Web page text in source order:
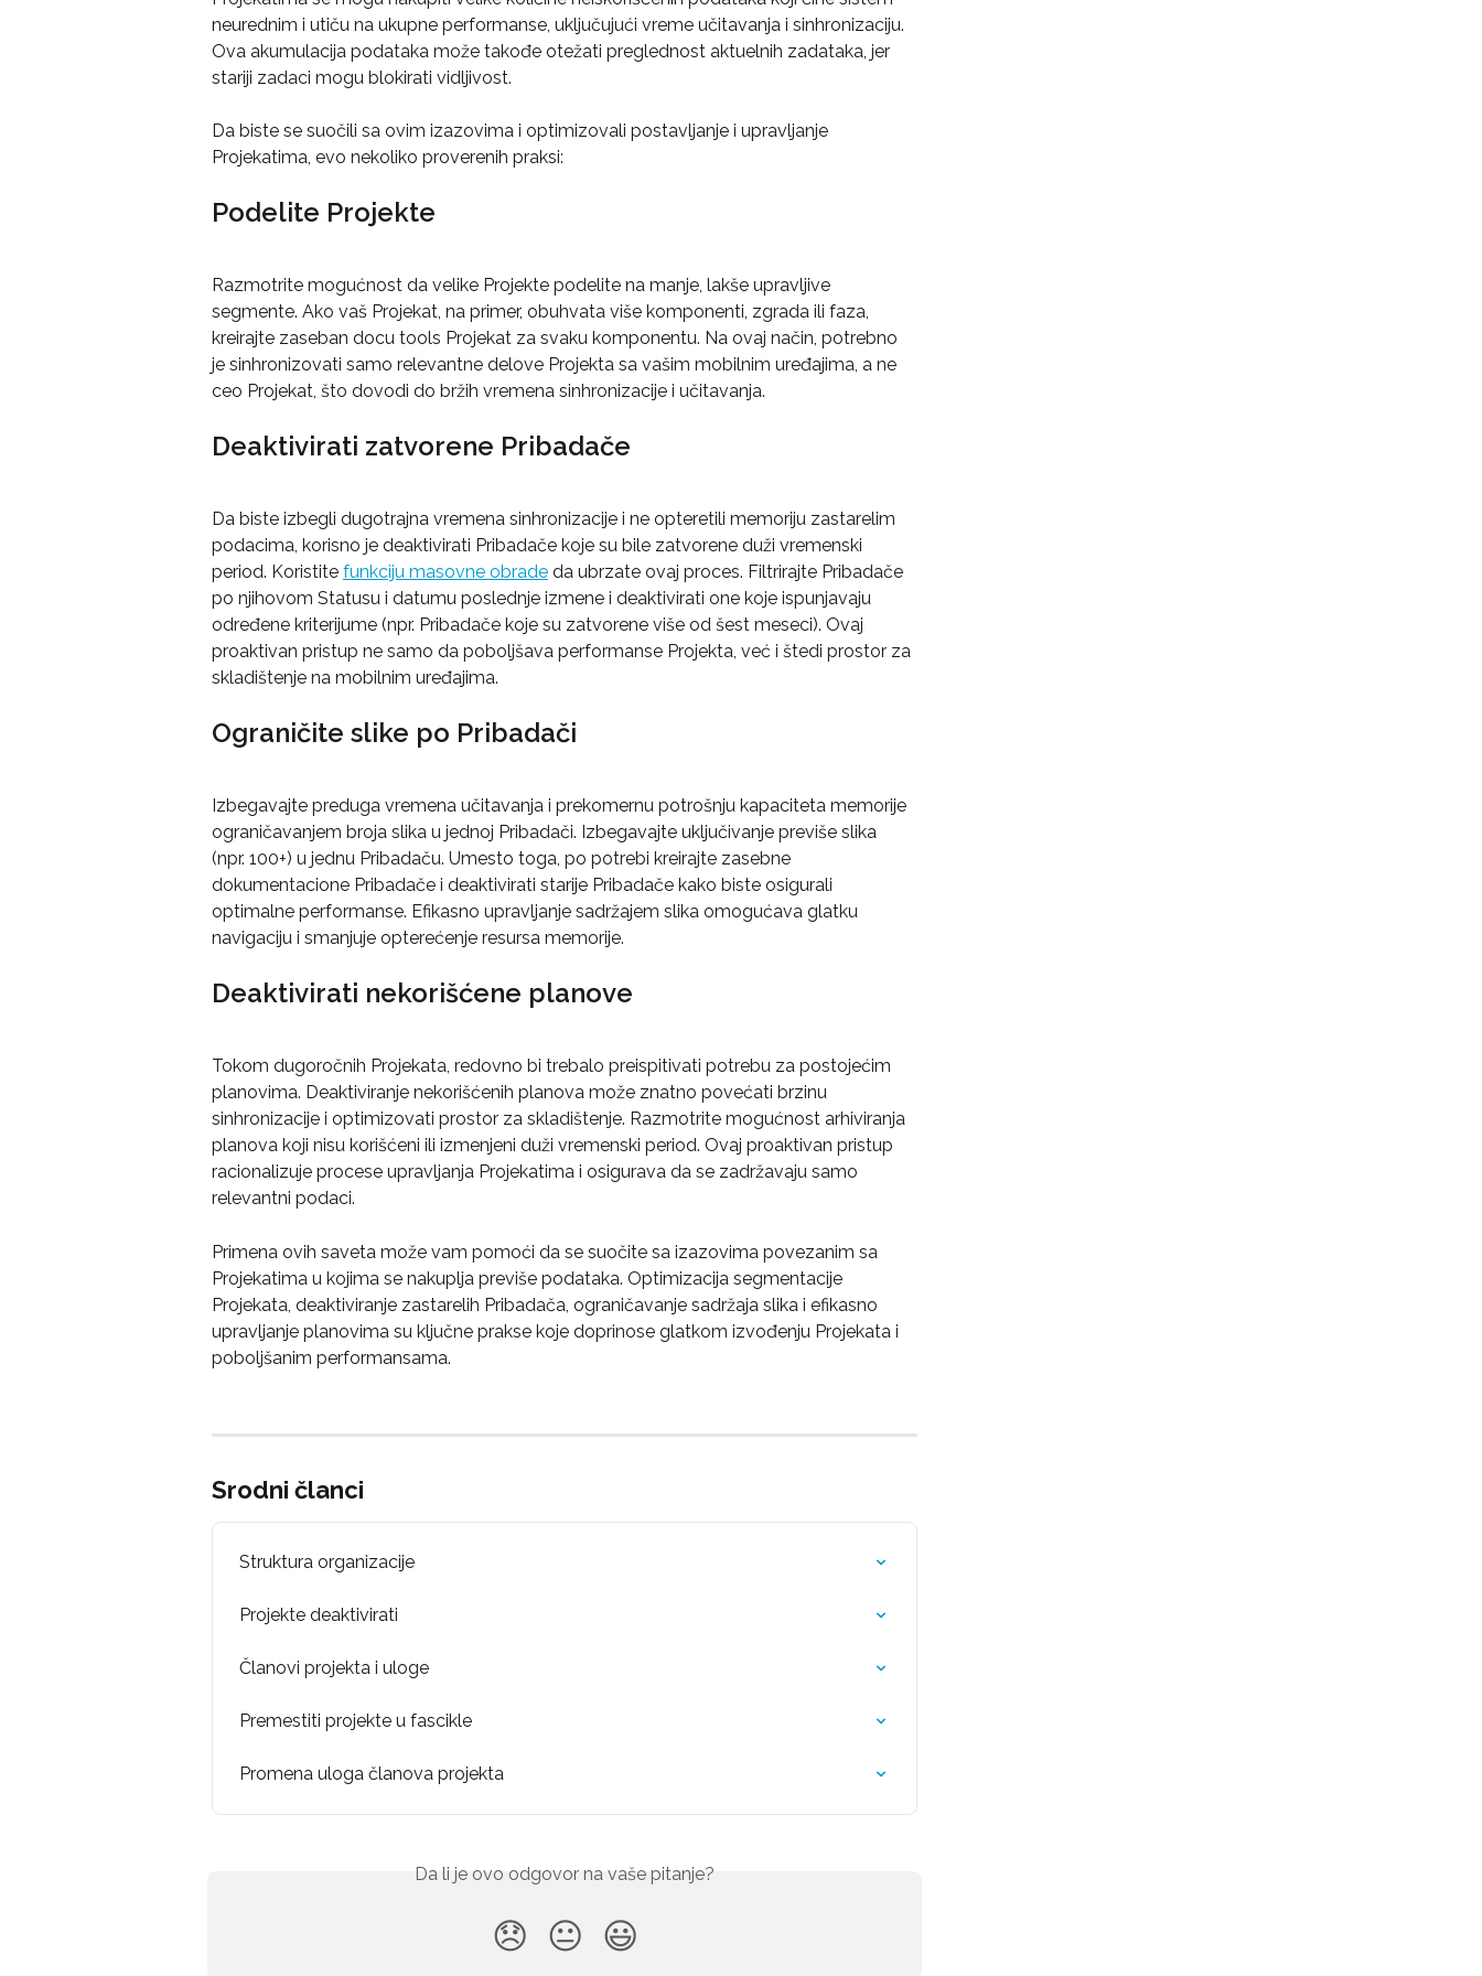
neurednim i utiču na ukupne performanse, uključujući vreme učitavanja i sinhronizaciju.
Ova akumulacija podataka može takođe otežati preglednost aktuelnih zadataka, jer
stariji zadaci mogu blokirati vidljivost.
Da biste se suočili sa ovim izazovima i optimizovali postavljanje i upravljanje
Projekatima, evo nekoliko proverenih praksi:
Podelite Projekte
Razmotrite mogućnost da velike Projekte podelite na manje, lakše upravljive
segmente. Ako vaš Projekat, na primer, obuhvata više komponenti, zgrada ili faza,
kreirajte zaseban docu tools Projekat za svaku komponentu. Na ovaj način, potrebno
je sinhronizovati samo relevantne delove Projekta sa vašim mobilnim uređajima, a ne
ceo Projekat, što dovodi do bržih vremena sinhronizacije i učitavanja.
Deaktivirati zatvorene Pribadače
Da biste izbegli dugotrajna vremena sinhronizacije i ne opteretili memoriju zastarelim
podacima, korisno je deaktivirati Pribadače koje su bile zatvorene duži vremenski
period. Koristite funkciju masovne obrade da ubrzate ovaj proces. Filtrirajte Pribadače
po njihovom Statusu i datumu poslednje izmene i deaktivirati one koje ispunjavaju
određene kriterijume (npr. Pribadače koje su zatvorene više od šest meseci). Ovaj
proaktivan pristup ne samo da poboljšava performanse Projekta, već i štedi prostor za
skladištenje na mobilnim uređajima.
Ograničite slike po Pribadači
Izbegavajte preduga vremena učitavanja i prekomernu potrošnju kapaciteta memorije
ograničavanjem broja slika u jednoj Pribadači. Izbegavajte uključivanje previše slika
(npr. 100+) u jednu Pribadaču. Umesto toga, po potrebi kreirajte zasebne
dokumentacione Pribadače i deaktivirati starije Pribadače kako biste osigurali
optimalne performanse. Efikasno upravljanje sadržajem slika omogućava glatku
navigaciju i smanjuje opterećenje resursa memorije.
Deaktivirati nekorišćene planove
Tokom dugoročnih Projekata, redovno bi trebalo preispitivati potrebu za postojećim
planovima. Deaktiviranje nekorišćenih planova može znatno povećati brzinu
sinhronizacije i optimizovati prostor za skladištenje. Razmotrite mogućnost arhiviranja
planova koji nisu korišćeni ili izmenjeni duži vremenski period. Ovaj proaktivan pristup
racionalizuje procese upravljanja Projekatima i osigurava da se zadržavaju samo
relevantni podaci.
Primena ovih saveta može vam pomoći da se suočite sa izazovima povezanim sa
Projekatima u kojima se nakuplja previše podataka. Optimizacija segmentacije
Projekata, deaktiviranje zastarelih Pribadača, ograničavanje sadržaja slika i efikasno
upravljanje planovima su ključne prakse koje doprinose glatkom izvođenju Projekata i
poboljšanim performansama.
Srodni članci
Struktura organizacije
Projekte deaktivirati
Članovi projekta i uloge
Premestiti projekte u fascikle
Promena uloga članova projekta
Da li je ovo odgovor na vaše pitanje?
😞 😐 😃